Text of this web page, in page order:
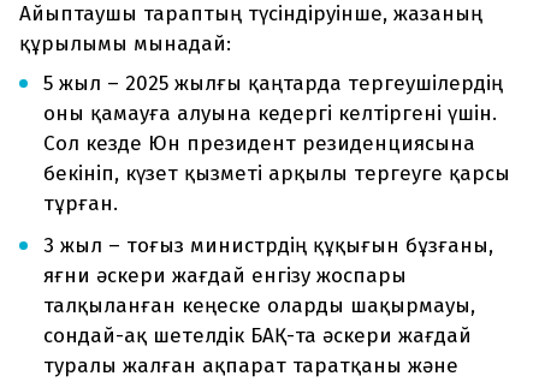
Айыптаушы тараптың түсіндіруінше, жазаның
құрылымы мынадай:
5 жыл – 2025 жылғы қаңтарда тергеушілердің
оны қамауға алуына кедергі келтіргені үшін.
Сол кезде Юн президент резиденциясына
бекініп, күзет қызметі арқылы тергеуге қарсы
тұрған.
3 жыл – тоғыз министрдің құқығын бұзғаны,
яғни әскери жағдай енгізу жоспары
талқыланған кеңеске оларды шақырмауы,
сондай-ақ шетелдік БАҚ-та әскери жағдай
туралы жалған ақпарат таратқаны және